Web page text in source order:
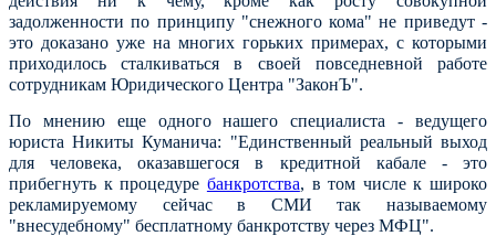
задолженности по принципу "снежного кома" не приведут -
это доказано уже на многих горьких примерах, с которыми
приходилось сталкиваться в своей повседневной работе
сотрудникам Юридического Центра "ЗаконЪ".
По мнению еще одного нашего специалиста - ведущего
юриста Никиты Куманича: "Единственный реальный выход
для человека, оказавшегося в кредитной кабале - это
прибегнуть к процедуре банкротства, в том числе к широко
рекламируемому сейчас в СМИ так называемому
"внесудебному" бесплатному банкротству через МФЦ".